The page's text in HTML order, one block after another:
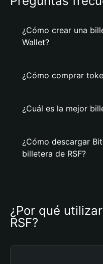
¿Cómo crear una
Wallet?
¿Cómo comprar
¿Cuál es la mejor
¿Cómo descargar
billetera de RSF?
¿Por qué
RSF?